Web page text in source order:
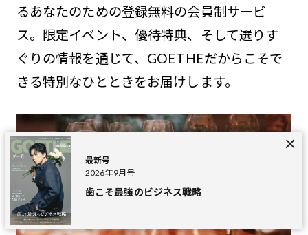
るあなたのための登録無料の会員制サービ
ス。限定イベント、優待特典、そして選りす
ぐりの情報を通じて、GOETHEだからこそで
きる特別なひとときをお届けします。
最新号
2026年9月号
歯こそ最強のビジネス戦略